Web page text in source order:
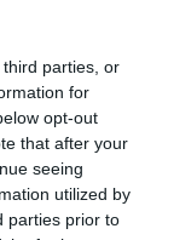
parties, or
for
opt-out
that after your
seeing
utilized by
parties prior to
un pont